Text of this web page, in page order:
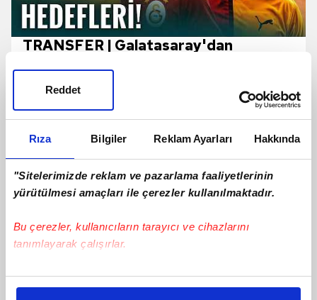
Rıza Bilgiler Reklam Ayarları Hakkında
"Sitelerimizde reklam ve pazarlama faaliyetlerinin
yürütülmesi amaçları ile çerezler kullanılmaktadır.
Bu çerezler, kullanıcıların tarayıcı ve cihazlarını
tanımlayarak çalışırlar.
Bu çerezlere izin vermeniz halinde sizlere özel
Reddet
TRANSFER | Galatasaray'dan